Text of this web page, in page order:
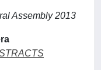
Assembly 2013